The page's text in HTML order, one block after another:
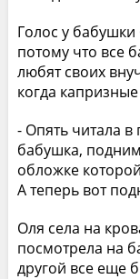
Голос у
потому что все
любят своих
когда
- Опять читала в
бабушка,
обложке
А теперь вот
Оля села на
посмотрела на
другой все еще